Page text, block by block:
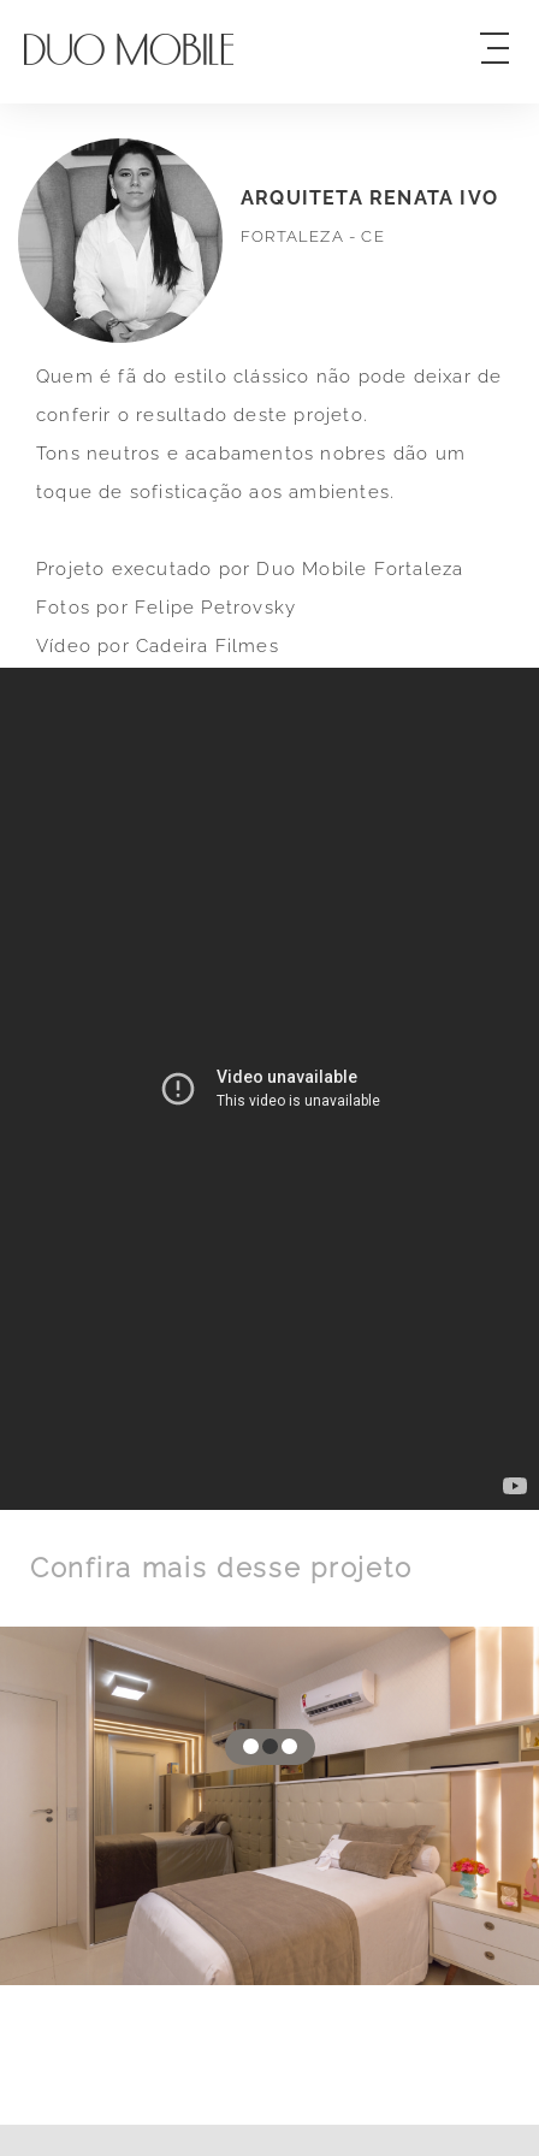
ARQUITETA RENATA IVO
FORTALEZA - CE
Quem é fã do estilo clássico não pode deixar de
conferir o resultado deste projeto.
Tons neutros e acabamentos nobres dão um
toque de sofisticação aos ambientes.
Projeto executado por Duo Mobile Fortaleza
Fotos por Felipe Petrovsky
Vídeo por Cadeira Filmes
Confira mais desse projeto